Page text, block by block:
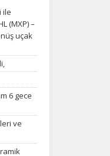
ile
(MXP) –
uçak
6 gece
ve